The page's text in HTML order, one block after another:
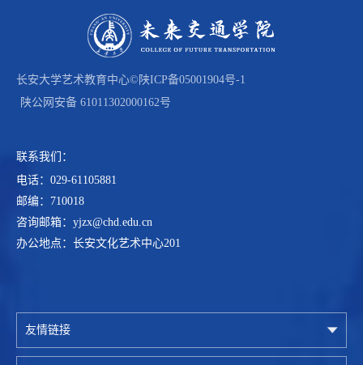
长安大学艺术教育中心© 陕ICP备05001904号-1
陕公网安备 61011302000162号
联系我们：
电话：029-61105881
邮编：710018
咨询邮箱：yjzx@chd.edu.cn
办公地点：长安文化艺术中心201
友情链接